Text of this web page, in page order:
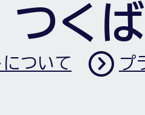
つく
ついて プ